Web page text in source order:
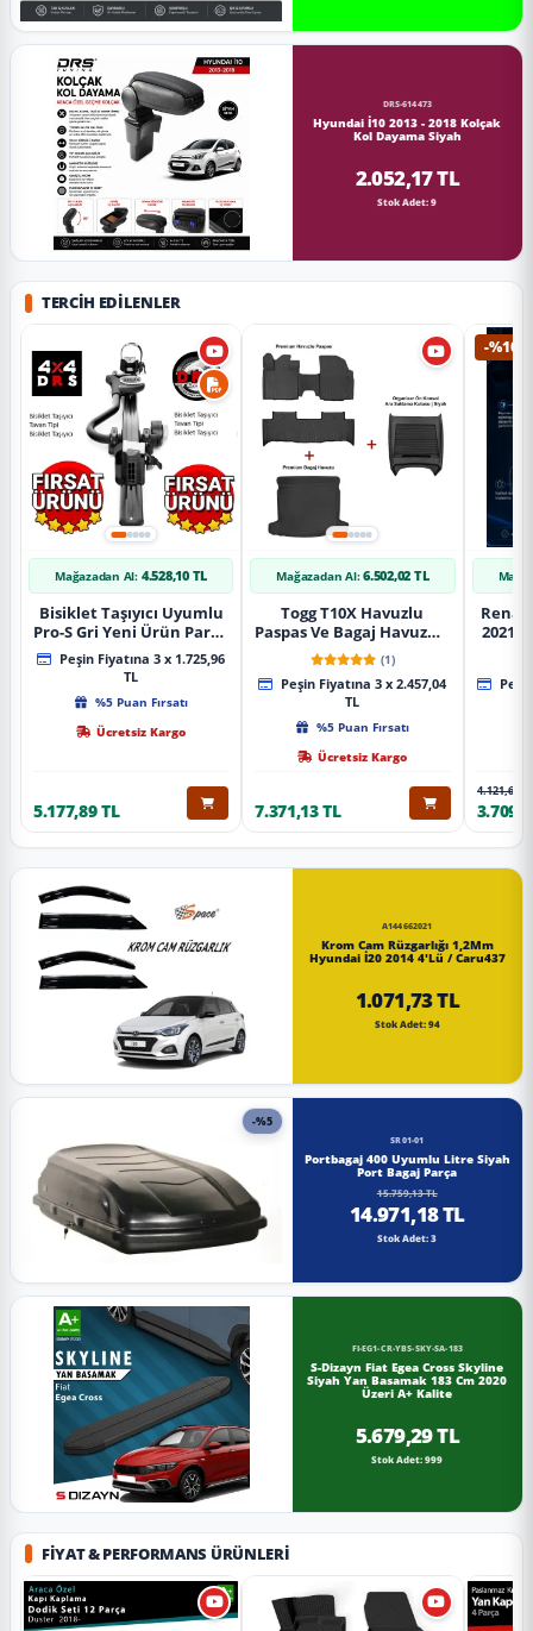
DRS-614473
Hyundai İ10 2013 - 2018 Kolçak
Kol Dayama Siyah
2.052,17 TL
Stok Adet: 9
TERCIH EDILENLER
Mağazadan Al: 4.528,10 TL
Bisiklet Taşıyıcı Uyumlu
Pro-S Gri Yeni Ürün Parça
Tavan Tipi Bisiklet
Taşıyıcı
Peşin Fiyatına 3 x 1.725,96
TL
%5 Puan Fırsatı
Ücretsiz Kargo
5.177,89 TL
Mağazadan Al: 6.502,02 TL
Togg T10X Havuzlu
Paspas Ve Bagaj Havuzu +
Siyah Organizer
(1)
Peşin Fiyatına 3 x 2.457,04
TL
%5 Puan Fırsatı
Ücretsiz Kargo
7.371,13 TL
-%10
2021
4.121,65 TL
A144662021
Krom Cam Rüzgarlığı 1,2Mm
Hyundai İ20 2014 4'Lü / Caru437
1.071,73 TL
Stok Adet: 94
-%5
SR01-01
Portbagaj 400 Uyumlu Litre Siyah
Port Bagaj Parça
15.759,13 TL
14.971,18 TL
Stok Adet: 3
FI-EG1-CR-YBS-SKY-SA-183
S-Dizayn Fiat Egea Cross Skyline
Siyah Yan Basamak 183 Cm 2020
Üzeri A+ Kalite
5.679,29 TL
Stok Adet: 999
FIYAT & PERFORMANS ÜRÜNLERI